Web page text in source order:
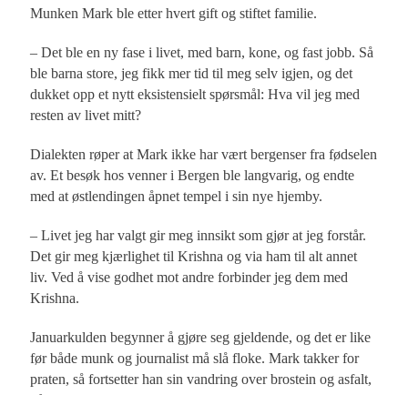
Munken Mark ble etter hvert gift og stiftet familie.
– Det ble en ny fase i livet, med barn, kone, og fast jobb. Så
ble barna store, jeg fikk mer tid til meg selv igjen, og det
dukket opp et nytt eksistensielt spørsmål: Hva vil jeg med
resten av livet mitt?
Dialekten røper at Mark ikke har vært bergenser fra fødselen
av. Et besøk hos venner i Bergen ble langvarig, og endte
med at østlendingen åpnet tempel i sin nye hjemby.
– Livet jeg har valgt gir meg innsikt som gjør at jeg forstår.
Det gir meg kjærlighet til Krishna og via ham til alt annet
liv. Ved å vise godhet mot andre forbinder jeg dem med
Krishna.
Januarkulden begynner å gjøre seg gjeldende, og det er like
før både munk og journalist må slå floke. Mark takker for
praten, så fortsetter han sin vandring over brostein og asfalt,